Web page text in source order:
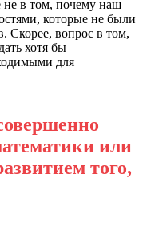
не в том, почему наш
которые не были
Скорее, вопрос в том,
хотя бы
для
или
того,